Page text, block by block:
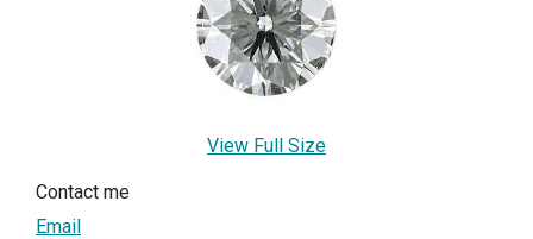
View Full Size
Contact me
Email